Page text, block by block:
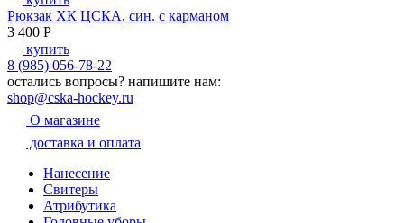
Рюкзак ХК ЦСКА, син. с карманом
3 400 P
купить
8 (985) 056-78-22
остались вопросы? напишите нам:
shop@cska-hockey.ru
О магазине
доставка и оплата
Нанесение
Свитеры
Атрибутика